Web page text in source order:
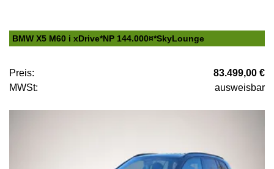
BMW X5 M60 i xDrive*NP 144.000¤*SkyLounge
Preis:
83.499,00 €
MWSt:
ausweisbar